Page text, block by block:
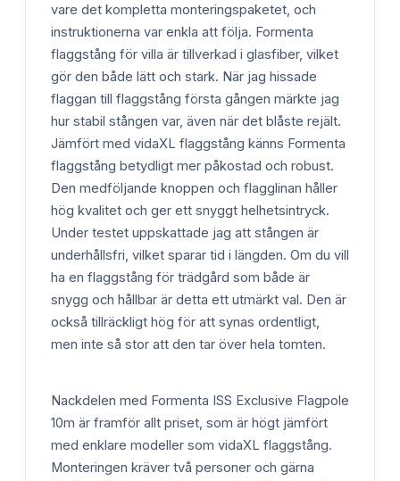
vare det kompletta monteringspaketet, och
instruktionerna var enkla att följa. Formenta
flaggstång för villa är tillverkad i glasfiber, vilket
gör den både lätt och stark. När jag hissade
flaggan till flaggstång första gången märkte jag
hur stabil stången var, även när det blåste rejält.
Jämfört med vidaXL flaggstång känns Formenta
flaggstång betydligt mer påkostad och robust.
Den medföljande knoppen och flagglinan håller
hög kvalitet och ger ett snyggt helhetsintryck.
Under testet uppskattade jag att stången är
underhållsfri, vilket sparar tid i längden. Om du vill
ha en flaggstång för trädgård som både är
snygg och hållbar är detta ett utmärkt val. Den är
också tillräckligt hög för att synas ordentligt,
men inte så stor att den tar över hela tomten.
Nackdelen med Formenta ISS Exclusive Flagpole
10m är framför allt priset, som är högt jämfört
med enklare modeller som vidaXL flaggstång.
Monteringen kräver två personer och gärna